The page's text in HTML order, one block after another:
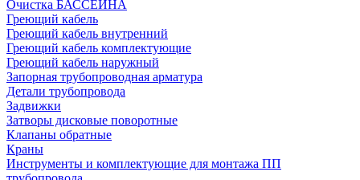
Очистка БАССЕЙНА
Греющий кабель
Греющий кабель внутренний
Греющий кабель комплектующие
Греющий кабель наружный
Запорная трубопроводная арматура
Детали трубопровода
Задвижки
Затворы дисковые поворотные
Клапаны обратные
Краны
Инструменты и комплектующие для монтажа ПП